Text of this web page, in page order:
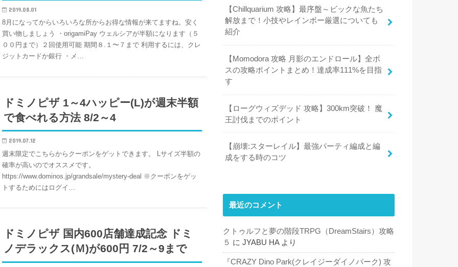
2019.08.01
8月になってからいろいろな所からお得な情報が来てますね。安く
買い物しましょう ・origamiPay ウェルシアが半額になります（５
００円まで）２回使用可能 期間８.１〜７まで 利用するには、クレ
ジットカードか銀行 ・メ…
ドミノピザ 1～4ハッピー(L)が週末半額
で食べれる方法 8/2～4
2019.07.12
週末限定でこちらからクーポンをゲットできます。 Lサイズ半額の
確率が高いのでオススメです。
https://www.dominos.jp/grandsale/mystery-deal ※クーポンをゲッ
トするためにはログイ…
ドミノピザ 国内600店舗達成記念 ドミ
ノデラックス(Ｍ)が600円 7/2～9まで
【Chillquarium 攻略】最序盤～ビックな魚たち
解放まで！小技やレインボー厳選についても
紹介
【Momodora 攻略 月影のエンドロール】全ボ
スの攻略ポイントまとめ！達成率111%を目指
す
【ローグウィズデッド 攻略】300km突破！ 魔
王討伐までのポイント
【崩壊:スターレイル】最強パーティ編成と編
成をする時のコツ
最近のコメント
クトゥルフと夢の階段TRPG（DreamStairs）攻略
５ に JYABU HAより
『CRAZY Dino Park(クレイジーダイノパーク) 攻